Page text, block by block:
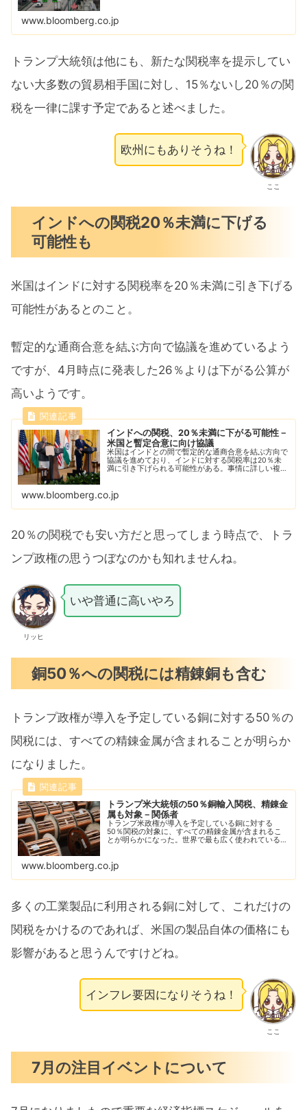
www.bloomberg.co.jp
トランプ大統領は他にも、新たな関税率を提示してい
ない大多数の貿易相手国に対し、15％ないし20％の関
税を一律に課す予定であると述べました。
ここ
欧州にもありそうね！
インドへの関税20％未満に下げる
可能性も
米国はインドに対する関税率を20％未満に引き下げる
可能性があるとのこと。
暫定的な通商合意を結ぶ方向で協議を進めているよう
ですが、4月時点に発表した26％よりは下がる公算が
高いようです。
インドへの関税、20％未満に下がる可能性－
米国と暫定合意に向け協議
米国はインドとの間で暫定的な通商合意を結ぶ方向で
協議を進めており、インドに対する関税率は20％未
満に引き下げられる可能性がある。事情に詳しい複数
www.bloomberg.co.jp
20％の関税でも安い方だと思ってしまう時点で、トラ
ンプ政権の思うつぼなのかも知れませんね。
リッヒ
いや普通に高いやろ
銅50％への関税には精錬銅も含む
トランプ政権が導入を予定している銅に対する50％の
関税には、すべての精錬金属が含まれることが明らか
になりました。
トランプ米大統領の50％銅輸入関税、精錬金
属も対象－関係者
トランプ米政権が導入を予定している銅に対する
50％関税の対象に、すべての精錬金属が含まれるこ
とが明らかになった。世界で最も広く使われている素
www.bloomberg.co.jp
多くの工業製品に利用される銅に対して、これだけの
関税をかけるのであれば、米国の製品自体の価格にも
影響があると思うんですけどね。
ここ
インフレ要因になりそうね！
7月の注目イベントについて